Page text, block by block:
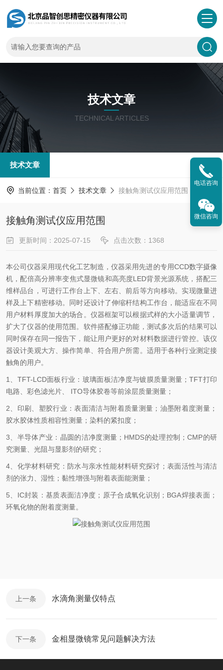
技术文章
TECHNICAL ARTICLES
技术文章
当前位置： 首页 技术文章 接触角测试仪应用范围
接触角测试仪应用范围
更新时间：2025-07-15 点击次数：1368
本公司仪器采用现代化工艺制造，仪器采用先进的专用CCD数字摄像
机，配倍高分辨率变焦式显微镜和高亮度LED背景光源系统，搭配三
维样品台，可进行工作台上下、左右、前后等方向移动。实现微量进
样及上下精密移动。同时还设计了伸缩杆结构工作台，能适应在不同
用户材料厚度加大的场合。仪器框架可以根据式样的大小适量调节，
扩大了仪器的使用范围。软件搭配修正功能，测试多次后的结果可以
同时保存在同一报告下，能让用户更好的对材料数据进行管控。该仪
器设计美观大方、操作简单、符合用户所需。适用于各种行业测定接
触角的用户。
1、TFT-LCD面板行业：玻璃面板洁净度与镀膜质量测量；TFT打印
电路、彩色滤光片、 ITO导体胶卷等前涂层质量测量；
2、印刷、塑胶行业：表面清洁与附着质量测量；油墨附着度测量；
胶水胶体性质相容性测量；染料的紧扣度；
3、半导体产业：晶圆的洁净度测量；HMDS的处理控制；CMP的研
究测量、光阻与显影剂的研究；
4、化学材料研究：防水与亲水性能材料研究探讨；表面活性与清洁
剂的张力、湿性；黏性增强与附着表面能测量；
5、IC封装：基质表面洁净度；原子合成氧化识别；BGA焊接表面；
环氧化物的附着度测量。
上一条 水滴角测量仪特点
下一条 金相显微镜常见问题解决方法
电话咨询
微信咨询